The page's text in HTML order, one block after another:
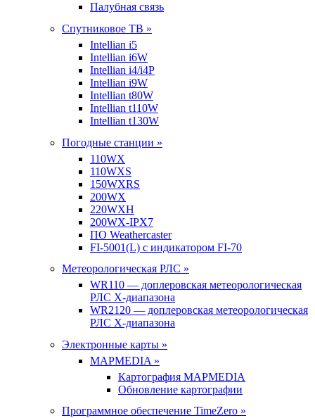
Палубная связь
Спутниковое ТВ »
Intellian i5
Intellian i6W
Intellian i4/i4P
Intellian i9W
Intellian t80W
Intellian t110W
Intellian t130W
Погодные станции »
110WX
110WXS
150WXRS
200WX
220WXH
200WX-IPX7
ПО Weathercaster
FI-5001(L) с индикатором FI-70
Метеорологическая РЛС »
WR110 — доплеровская метеорологическая
РЛС X-диапазона
WR2120 — доплеровская метеорологическая
РЛС X-диапазона
Электронные карты »
MAPMEDIA »
Картография MAPMEDIA
Обновление картографии
Программное обеспечение TimeZero »